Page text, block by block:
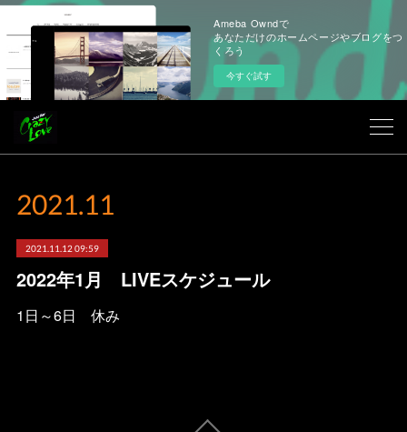
Ameba Owndで
あなただけのホームページやブログをつ
くろう
今すぐ試す
2021.11
2021.11.12 09:59
2022年1月 LIVEスケジュール
1日～6日 休み